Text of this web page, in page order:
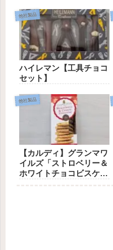
他社製品
ハイレマン【工具チョコ
セット】
他社製品
【カルディ】グランマワ
イルズ「ストロベリー＆
ホワイトチョコビスケッ